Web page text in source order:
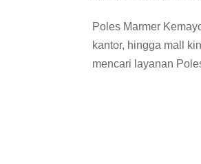
Poles Marmer
kantor, hingga mall
mencari layanan